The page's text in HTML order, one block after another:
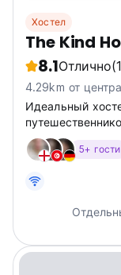
Хостел
The Kind
8.1Отлично
4.29km от
Идеальный
Ломбока, с
шкафчики.
5+ гости